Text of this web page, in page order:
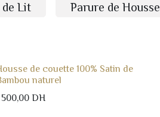
de Lit Parure de Housse
de couette 100% Satin de
naturel
500,00 DH